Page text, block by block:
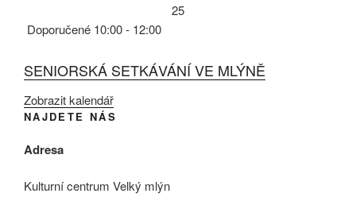
25
Doporučené 10:00- 12:00
SENIORSKÁ SETKÁVÁNÍ VE MLÝNĚ
Zobrazit kalendář
NAJDETE NÁS
Adresa
Kulturní centrum Velký mlýn